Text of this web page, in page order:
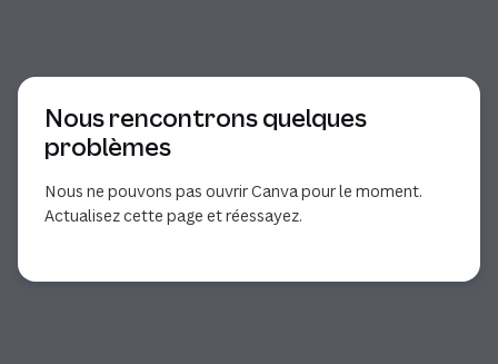
Nous rencontrons quelques
problèmes
Nous ne pouvons pas ouvrir Canva pour le moment.
Actualisez cette page et réessayez.